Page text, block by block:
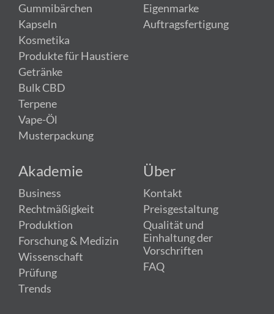
Gummibärchen
Kapseln
Kosmetika
Produkte für Haustiere
Getränke
Bulk CBD
Terpene
Vape-Öl
Musterpackung
Eigenmarke
Auftragsfertigung
Akademie
Business
Rechtmäßigkeit
Produktion
Forschung & Medizin
Wissenschaft
Prüfung
Trends
Über
Kontakt
Preisgestaltung
Qualität und
Einhaltung der
Vorschriften
FAQ